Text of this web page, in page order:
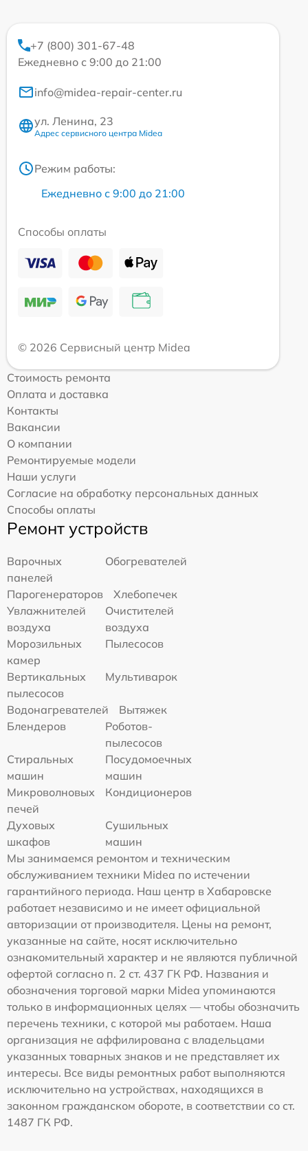
+7 (800) 301-67-48
Ежедневно с 9:00 до 21:00
info@midea-repair-center.ru
ул. Ленина, 23
Адрес сервисного центра Midea
Режим работы:
Ежедневно с 9:00 до 21:00
Способы оплаты
© 2026 Сервисный центр Midea
Стоимость ремонта
Оплата и доставка
Контакты
Вакансии
О компании
Ремонтируемые модели
Наши услуги
Согласие на обработку персональных данных
Способы оплаты
Ремонт устройств
Варочных
панелей
Обогревателей
Парогенераторов
Хлебопечек
Увлажнителей
воздуха
Очистителей
воздуха
Морозильных
камер
Пылесосов
Вертикальных
пылесосов
Мультиварок
Водонагревателей
Вытяжек
Блендеров
Роботов-
пылесосов
Стиральных
машин
Посудомоечных
машин
Микроволновых
печей
Кондиционеров
Духовых
шкафов
Сушильных
машин
Мы занимаемся ремонтом и техническим
обслуживанием техники Midea по истечении
гарантийного периода. Наш центр в Хабаровске
работает независимо и не имеет официальной
авторизации от производителя. Цены на ремонт,
указанные на сайте, носят исключительно
ознакомительный характер и не являются публичной
офертой согласно п. 2 ст. 437 ГК РФ. Названия и
обозначения торговой марки Midea упоминаются
только в информационных целях — чтобы обозначить
перечень техники, с которой мы работаем. Наша
организация не аффилирована с владельцами
указанных товарных знаков и не представляет их
интересы. Все виды ремонтных работ выполняются
исключительно на устройствах, находящихся в
законном гражданском обороте, в соответствии со ст.
1487 ГК РФ.